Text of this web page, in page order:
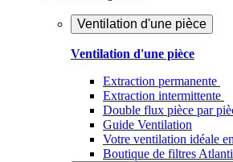
Ventilation d'une pièce
Ventilation d'une pièce
Extraction permanente
Extraction intermittente
Double flux pièce par
Guide Ventilation
Votre ventilation idéale
Boutique de filtres